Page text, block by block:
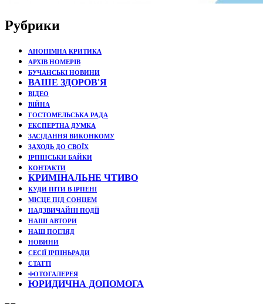
Рубрики
АНОНІМНА КРИТИКА
АРХІВ НОМЕРІВ
БУЧАНСЬКІ НОВИНИ
ВАШЕ ЗДОРОВ'Я
ВІДЕО
ВІЙНА
ГОСТОМЕЛЬСЬКА РАДА
ЕКСПЕРТНА ДУМКА
ЗАСІДАННЯ ВИКОНКОМУ
ЗАХОДЬ ДО СВОЇХ
ІРПІНСЬКИ БАЙКИ
КОНТАКТИ
КРИМІНАЛЬНЕ ЧТИВО
КУДИ ПІТИ В ІРПЕНІ
МІСЦЕ ПІД СОНЦЕМ
НАДЗВИЧАЙНІ ПОДЇЇ
НАШІ АВТОРИ
НАШ ПОГЛЯД
НОВИНИ
СЕСІЇ ІРПІНЬРАДИ
СТАТТІ
ФОТОГАЛЕРЕЯ
ЮРИДИЧНА ДОПОМОГА